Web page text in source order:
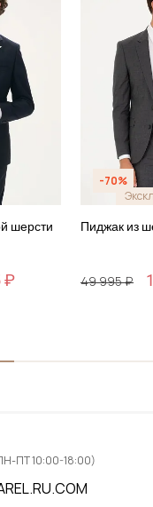
шерсти
₽
-70%
Пиджак из
49 995 ₽
ПТ 10:00-18:00)